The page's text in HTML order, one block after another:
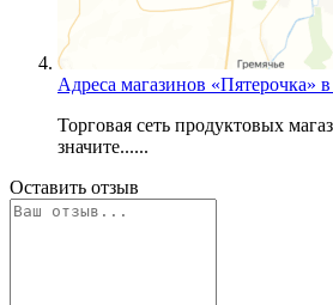
Адреса магазинов «Пятерочка»
Торговая сеть продуктовых
значите......
Оставить отзыв